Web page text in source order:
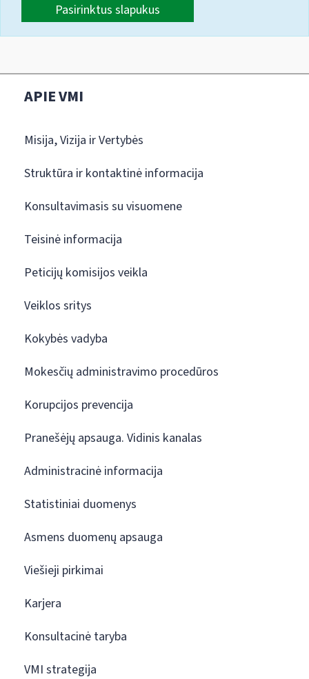
Pasirinktus slapukus
APIE VMI
Misija, Vizija ir Vertybės
Struktūra ir kontaktinė informacija
Konsultavimasis su visuomene
Teisinė informacija
Peticijų komisijos veikla
Veiklos sritys
Kokybės vadyba
Mokesčių administravimo procedūros
Korupcijos prevencija
Pranešėjų apsauga. Vidinis kanalas
Administracinė informacija
Statistiniai duomenys
Asmens duomenų apsauga
Viešieji pirkimai
Karjera
Konsultacinė taryba
VMI strategija